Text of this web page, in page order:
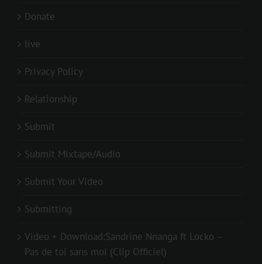
Donate
live
Privacy Policy
Relationship
Submit
Submit Mixtape/Audio
Submit Your Video
Submitting
Video + Download:Sandrine Nnanga ft Locko –
Pas de toi sans moi (Clip Officiel)